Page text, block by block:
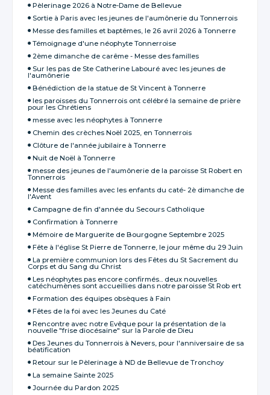
Pèlerinage 2026 à Notre-Dame de Bellevue
Sortie à Paris avec les jeunes de l'aumônerie du Tonnerrois
Messe des familles et baptêmes, le 26 avril 2026 à Tonnerre
Témoignage d'une néophyte Tonnerroise
2ème dimanche de carême - Messe des familles
Sur les pas de Ste Catherine Labouré avec les jeunes de
l'aumônerie
Bénédiction de la statue de St Vincent à Tonnerre
les paroisses du Tonnerrois ont célébré la semaine de prière
pour les Chrétiens
messe avec les néophytes à Tonnerre
Chemin des crèches Noël 2025, en Tonnerrois
Clôture de l'année jubilaire à Tonnerre
Nuit de Noël à Tonnerre
messe des jeunes de l'aumônerie de la paroisse St Robert en
Tonnerrois
Messe des familles avec les enfants du caté- 2è dimanche de
l'Avent
Campagne de fin d'année du Secours Catholique
Confirmation à Tonnerre
Mémoire de Marguerite de Bourgogne Septembre 2025
Fête à l'église St Pierre de Tonnerre, le jour même du 29 Juin
La première communion lors des Fêtes du St Sacrement du
Corps et du Sang du Christ
Les néophytes pas encore confirmés... deux nouvelles
catéchumènes sont accueillies dans notre paroisse St Rob ert
Formation des équipes obsèques à Fain
Fêtes de la foi avec les Jeunes du Caté
Rencontre avec notre Evêque pour la présentation de la
nouvelle "frise diocésaine" sur la Parole de Dieu
Des Jeunes du Tonnerrois à Nevers, pour l'anniversaire de sa
béatification
Retour sur le Pèlerinage à ND de Bellevue de Tronchoy
La semaine Sainte 2025
Journée du Pardon 2025